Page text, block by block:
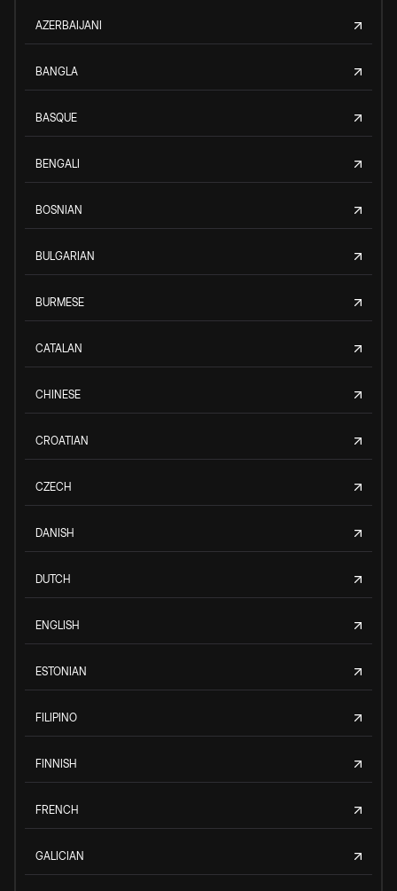
AZERBAIJANI
BANGLA
BASQUE
BENGALI
BOSNIAN
BULGARIAN
BURMESE
CATALAN
CHINESE
CROATIAN
CZECH
DANISH
DUTCH
ENGLISH
ESTONIAN
FILIPINO
FINNISH
FRENCH
GALICIAN